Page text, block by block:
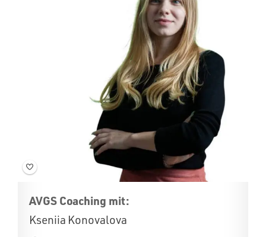
AVGS Coaching mit:
Kseniia Konovalova